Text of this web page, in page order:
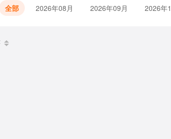
全部 2026年08月 2026年09月 2026年